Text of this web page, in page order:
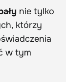
nie tylko
którzy
w tym